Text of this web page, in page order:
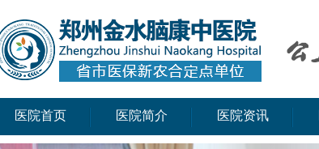
医院首页 医院简介 医院资讯